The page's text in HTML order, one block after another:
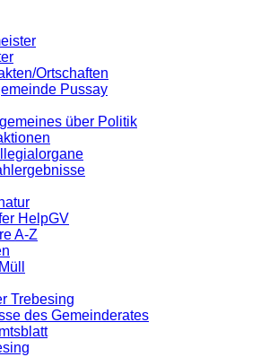
Ortschaften
Pussay
über Politik
HelpGV
A-Z
Trebesing
des Gemeinderates